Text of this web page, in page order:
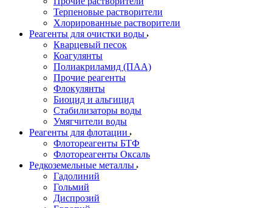
Терпеновые растворители
Хлорированные растворители
Реагенты для очистки воды
Кварцевый песок
Коагулянты
Полиакриламид (ПАА)
Прочие реагенты
Флокулянты
Биоцид и альгицид
Стабилизаторы воды
Умягчители воды
Реагенты для флотации
Флотореагенты БТФ
Флотореагенты Оксаль
Редкоземельные металлы
Гадолиний
Гольмий
Диспрозий